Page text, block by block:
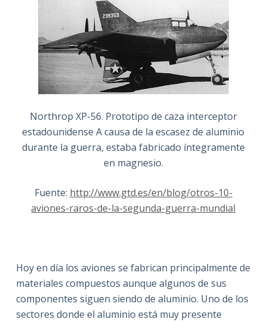
Northrop XP-56. Prototipo de caza interceptor
estadounidense A causa de la escasez de aluminio
durante la guerra, estaba fabricado íntegramente
en magnesio.
Fuente: http://www.gtd.es/en/blog/otros-10-
aviones-raros-de-la-segunda-guerra-mundial
Hoy en día los aviones se fabrican principalmente de
materiales compuestos aunque algunos de sus
componentes siguen siendo de aluminio. Uno de los
sectores donde el aluminio está muy presente